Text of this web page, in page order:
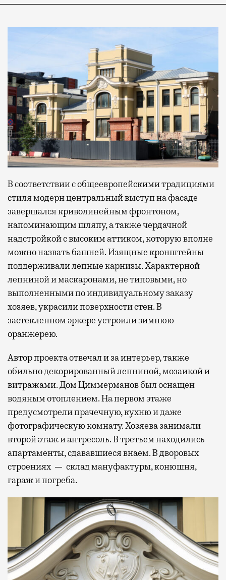
В соответствии с общеевропейскими традициями
стиля модерн центральный выступ на фасаде
завершался криволинейным фронтоном,
напоминающим шляпу, а также чердачной
надстройкой с высоким аттиком, которую вполне
можно назвать башней. Изящные кронштейны
поддерживали лепные карнизы. Характерной
лепниной и маскаронами, не типовыми, но
выполненными по индивидуальному заказу
хозяев, украсили поверхности стен. В
застекленном эркере устроили зимнюю
оранжерею.
Автор проекта отвечал и за интерьер, также
обильно декорированный лепниной, мозаикой и
витражами. Дом Циммерманов был оснащен
водяным отоплением. На первом этаже
предусмотрели прачечную, кухню и даже
фотографическую комнату. Хозяева занимали
второй этаж и антресоль. В третьем находились
апартаменты, сдававшиеся внаем. В дворовых
строениях — склад мануфактуры, конюшня,
гараж и погреба.